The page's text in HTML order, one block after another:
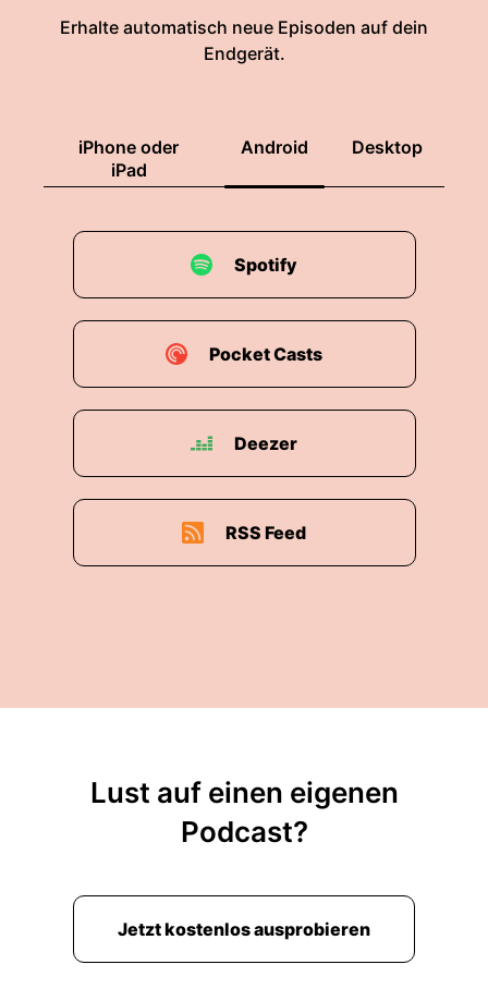
Erhalte automatisch neue Episoden auf dein
Endgerät.
iPhone oder
iPad
Android Desktop
Spotify
Pocket Casts
Deezer
RSS Feed
Lust auf einen eigenen
Podcast?
Jetzt kostenlos ausprobieren